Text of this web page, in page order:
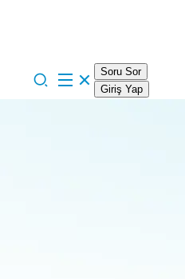
Soru Sor
Giriş Yap